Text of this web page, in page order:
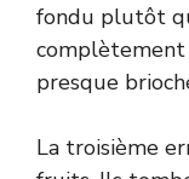
fondu plutôt
complètement
presque
La troisième